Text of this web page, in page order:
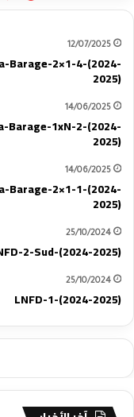
12/07/2025
Barage-2×1-4-(2024-
2025)
14/06/2025
Barage-1xN-2-(2024-
2025)
14/06/2025
Barage-2×1-1-(2024-
2025)
25/10/2024
2-Sud-(2024-2025)
25/10/2024
LNFD-1-(2024-2025)